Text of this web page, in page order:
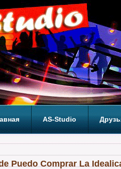
AS-Studio
Puedo Comprar La